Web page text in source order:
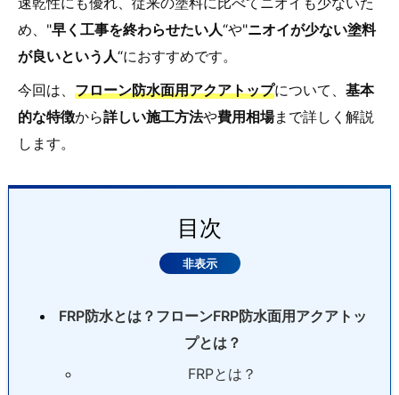
め、"早く工事を終わらせたい人“や"ニオイが少ない塗料
が良いという人“におすすめです。
今回は、フローン防水面用アクアトップについて、基本
的な特徴から詳しい施工方法や費用相場まで詳しく解説
します。
目次
FRP防水とは？フローンFRP防水面用アクアトッ
プとは？
FRPとは？